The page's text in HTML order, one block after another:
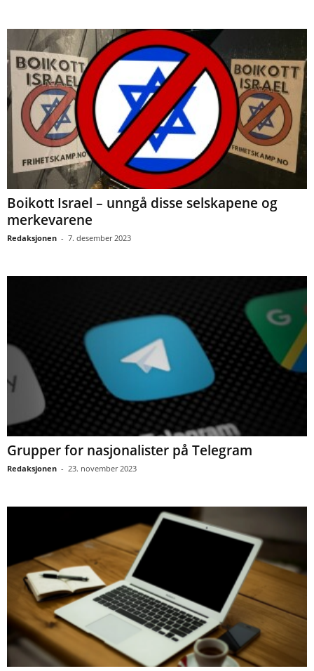
Boikott Israel – unngå disse selskapene og
merkevarene
Redaksjonen - 7. desember 2023
Grupper for nasjonalister på Telegram
Redaksjonen - 23. november 2023